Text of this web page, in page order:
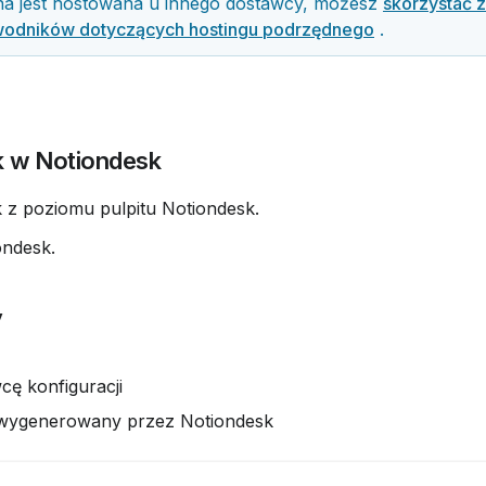
dotyczących hostingu podrzędnego .
w Notiondesk
z poziomu pulpitu Notiondesk.
konfiguracji
przez Notiondesk